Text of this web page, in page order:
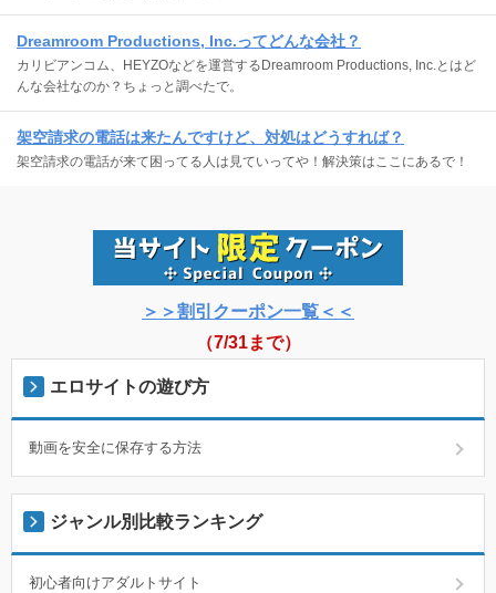
Dreamroom Productions, Inc.ってどんな会社？
カリビアンコム、HEYZOなどを運営するDreamroom Productions, Inc.とはど
んな会社なのか？ちょっと調べたで。
架空請求の電話は来たんですけど、対処はどうすれば？
架空請求の電話が来て困ってる人は見ていってや！解決策はここにあるで！
＞＞割引クーポン一覧＜＜
（7/31まで）
エロサイトの遊び方
動画を安全に保存する方法
ジャンル別比較ランキング
初心者向けアダルトサイト